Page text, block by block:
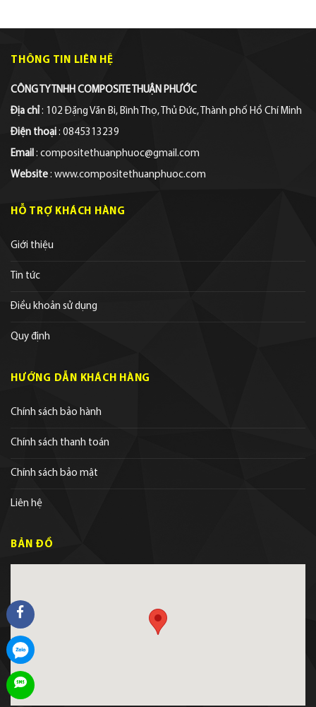
THÔNG TIN LIÊN HỆ
CÔNG TY TNHH COMPOSITE THUẬN PHƯỚC
Địa chỉ : 102 Đặng Văn Bi, Bình Thọ, Thủ Đức, Thành phố Hồ Chí Minh
Điện thoại : 0845313239
Email : compositethuanphuoc@gmail.com
Website : www.compositethuanphuoc.com
HỖ TRỢ KHÁCH HÀNG
Giới thiệu
Tin tức
Điều khoản sử dụng
Quy định
HƯỚNG DẪN KHÁCH HÀNG
Chính sách bảo hành
Chính sách thanh toán
Chính sách bảo mật
Liên hệ
BẢN ĐỒ